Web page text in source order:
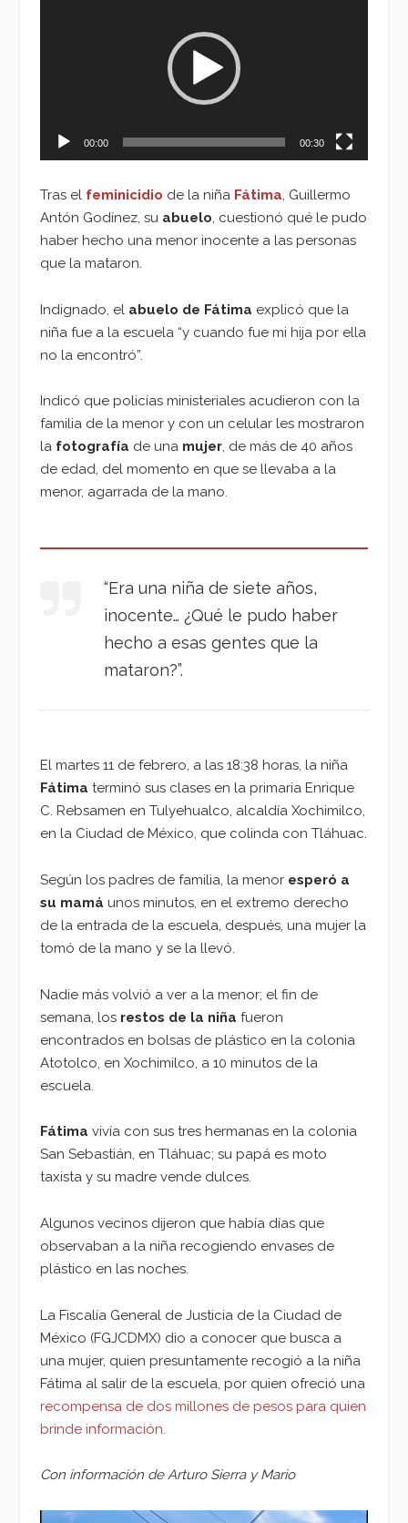
00:00 00:30
Tras el feminicidio de la niña Fátima, Guillermo
Antón Godínez, su abuelo, cuestionó qué le pudo
haber hecho una menor inocente a las personas
que la mataron.
Indignado, el abuelo de Fátima explicó que la
niña fue a la escuela “y cuando fue mi hija por ella
no la encontró”.
Indicó que policías ministeriales acudieron con la
familia de la menor y con un celular les mostraron
la fotografía de una mujer, de más de 40 años
de edad, del momento en que se llevaba a la
menor, agarrada de la mano.
“Era una niña de siete años,
inocente… ¿Qué le pudo haber
hecho a esas gentes que la
mataron?”.
El martes 11 de febrero, a las 18:38 horas, la niña
Fátima terminó sus clases en la primaria Enrique
C. Rebsamen en Tulyehualco, alcaldía Xochimilco,
en la Ciudad de México, que colinda con Tláhuac.
Según los padres de familia, la menor esperó a
su mamá unos minutos, en el extremo derecho
de la entrada de la escuela, después, una mujer la
tomó de la mano y se la llevó.
Nadie más volvió a ver a la menor; el fin de
semana, los restos de la niña fueron
encontrados en bolsas de plástico en la colonia
Atotolco, en Xochimilco, a 10 minutos de la
escuela.
Fátima vivía con sus tres hermanas en la colonia
San Sebastián, en Tláhuac; su papá es moto
taxista y su madre vende dulces.
Algunos vecinos dijeron que había días que
observaban a la niña recogiendo envases de
plástico en las noches.
La Fiscalía General de Justicia de la Ciudad de
México (FGJCDMX) dio a conocer que busca a
una mujer, quien presuntamente recogió a la niña
Fátima al salir de la escuela, por quien ofreció una
recompensa de dos millones de pesos para quien
brinde información.
Con información de Arturo Sierra y Mario